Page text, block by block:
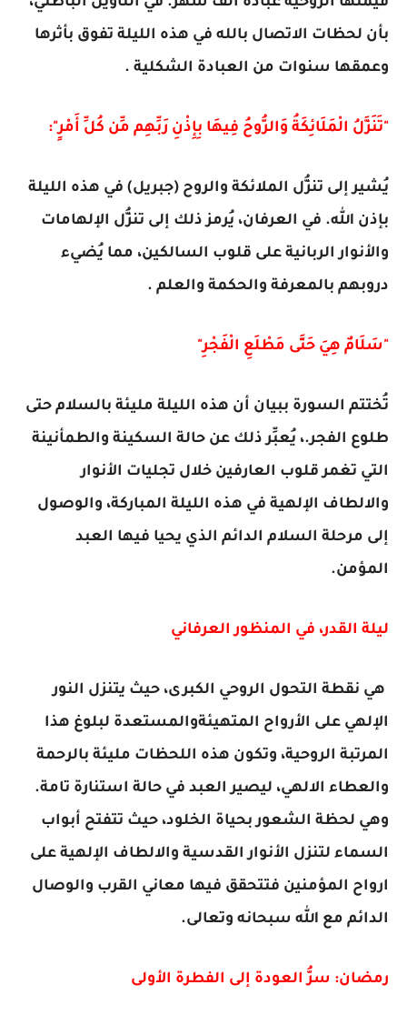
بأن لحظات الاتصال بالله في هذه الليلة تفوق بأثرها
وعمقها سنوات من العبادة الشكلية .
"تَنَزَّلُ الْمَلَائِكَةُ وَالرُّوحُ فِيهَا بِإِذْنِ رَبِّهِم مِّن كُلِّ أَمْرٍ":
يُشير إلى تنزُّل الملائكة والروح (جبريل) في هذه الليلة
بإذن الله. في العرفان، يُرمز ذلك إلى تنزُّل الإلهامات
والأنوار الربانية على قلوب السالكين، مما يُضيء
دروبهم بالمعرفة والحكمة والعلم .
"سَلَامٌ هِيَ حَتَّى مَطْلَعِ الْفَجْرِ"
تُختتم السورة ببيان أن هذه الليلة مليئة بالسلام حتى
طلوع الفجر.، يُعبِّر ذلك عن حالة السكينة والطمأنينة
التي تغمر قلوب العارفين خلال تجليات الأنوار
والالطاف الإلهية في هذه الليلة المباركة، والوصول
إلى مرحلة السلام الدائم الذي يحيا فيها العبد
المؤمن.
ليلة القدر، في المنظور العرفاني
هي نقطة التحول الروحي الكبرى، حيث يتنزل النور
الإلهي على الأرواح المتهيئةوالمستعدة لبلوغ هذا
المرتبة الروحية، وتكون هذه اللحظات مليئة بالرحمة
والعطاء الالهي، ليصير العبد في حالة استنارة تامة.
وهي لحظة الشعور بحياة الخلود، حيث تتفتح أبواب
السماء لتنزل الأنوار القدسية والالطاف الإلهية على
ارواح المؤمنين فتتحقق فيها معاني القرب والوصال
الدائم مع الله سبحانه وتعالى.
رمضان: سرُّ العودة إلى الفطرة الأولى